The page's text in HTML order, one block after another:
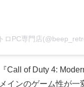
ロPC専門店
Call of Duty 4:
インのゲーム性が